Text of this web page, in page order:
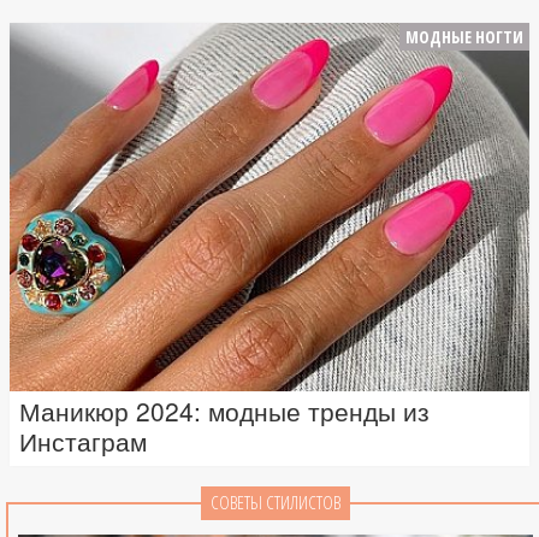
МОДНЫЕ НОГТИ
Маникюр 2024: модные тренды из
Инстаграм
СОВЕТЫ СТИЛИСТОВ